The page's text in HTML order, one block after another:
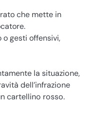
che mette in
o gesti offensivi,
la situazione,
dell’infrazione
cartellino rosso.